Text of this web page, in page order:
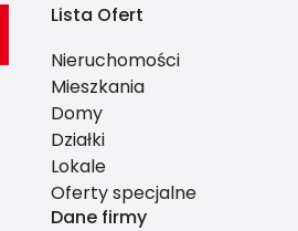
Lista Ofert
Nieruchomości
Mieszkania
Domy
Działki
Lokale
Oferty specjalne
Dane firmy